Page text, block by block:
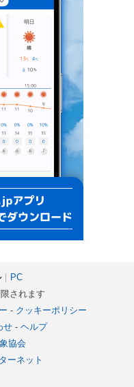
｜ PC
されます
- クッキーポリシー
せ- ヘルプ
協会
ーネット